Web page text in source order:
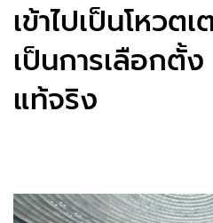
เข้าไปเป็นโหวต
เป็นการเลือกตั้
แท้จริง